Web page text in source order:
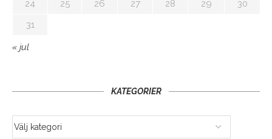
24
25 26 27 28 29
30
31
« jul
KATEGORIER